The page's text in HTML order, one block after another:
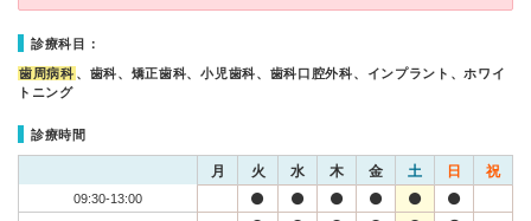
診療科目：
歯周病科 、歯科、矯正歯科、小児歯科、歯科口腔外科、インプラント、ホワイ
トニング
診療時間
月 火 水 木 金 土 日 祝
09:30-13:00